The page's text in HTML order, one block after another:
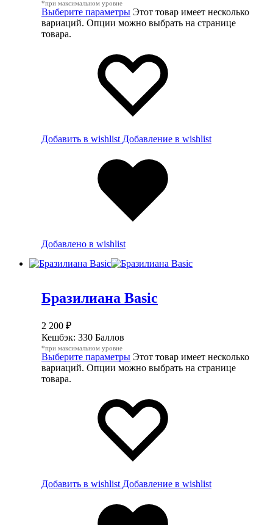
*при максимальном уровне
Выберите параметры Этот товар имеет несколько
вариаций. Опции можно выбрать на странице
товара.
Добавить в wishlist Добавление в wishlist
Добавлено в wishlist
Бразилиана Basic
2 200 ₽
Кешбэк: 330 Баллов
*при максимальном уровне
Выберите параметры Этот товар имеет несколько
вариаций. Опции можно выбрать на странице
товара.
Добавить в wishlist Добавление в wishlist